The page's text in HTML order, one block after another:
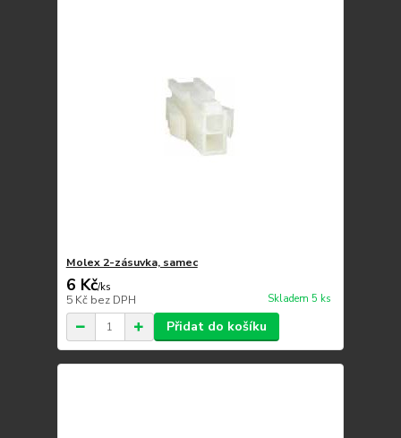
Molex 2-zásuvka, samec
6 Kč/ks
5 Kč bez DPH Skladem 5 ks
Přidat do košíku